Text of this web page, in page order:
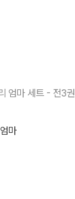
엄마 세트 - 전3권
마